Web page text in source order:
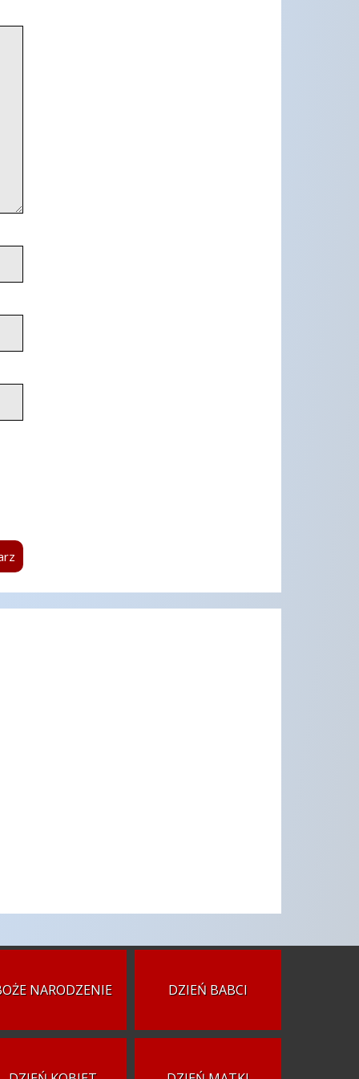
NARODZENIE DZIEŃ BABCI